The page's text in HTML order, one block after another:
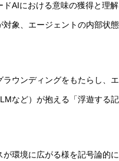
AIにおける意味の獲得と理
象、エージェントの内部状
ウンディングをもたらし、
など）が抱える「浮遊する
環境に広がる様を記号論的